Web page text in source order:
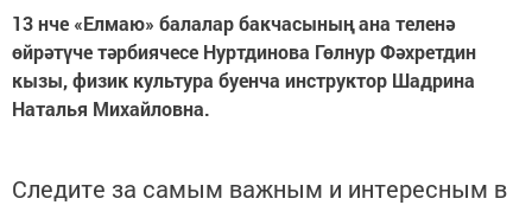
13 нче «Елмаю» балалар бакчасының ана теленә
өйрәтүче тәрбиячесе Нуртдинова Гөлнур Фәхретдин
кызы, физик культура буенча инструктор Шадрина
Наталья Михайловна.
Следите за самым важным и интересным в